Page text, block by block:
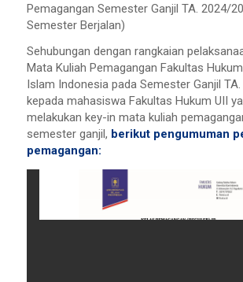
Pemagangan Semester Ganjil TA. 2024/
Semester Berjalan)
Sehubungan dengan rangkaian
Mata Kuliah Pemagangan Fakultas
Islam Indonesia pada Semester Ganjil
kepada mahasiswa Fakultas Hukum UII
melakukan key-in mata kuliah
semester ganjil, berikut pengumuman
pemagangan: